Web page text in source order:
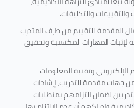
والتقييمات والتكليفات.
المقدمة للتقييم من طرف المتدرب
لإثبات المهارات المكتسبة وتحقيق
الإلكتروني وتقنية المعلومات
جهات مقدمة للتدريب، إرشادات
لضمان التزامهم بمتطلبات